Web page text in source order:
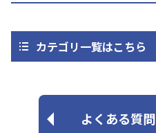
カテゴリ一覧はこちら
よくある質問